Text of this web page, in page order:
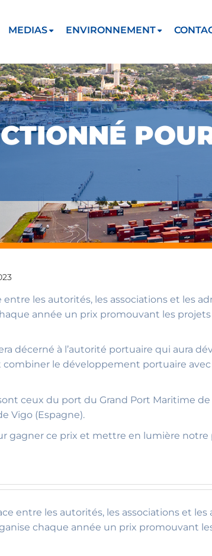
MEDIAS ENVIRONNEMENT
les autorités, les associations et les
année un prix promouvant les
décerné à l’autorité portuaire qui aura
le développement portuaire
ceux du port du Grand Port Maritime de
Vigo (Espagne).
gagner ce prix et mettre en lumière
entre les autorités, les associations et
chaque année un prix promouvant